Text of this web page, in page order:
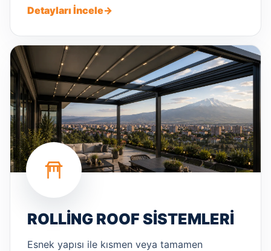
Detayları İncele→
ROLLING ROOF SISTEMLERI
Esnek yapısı ile kısmen veya tamamen